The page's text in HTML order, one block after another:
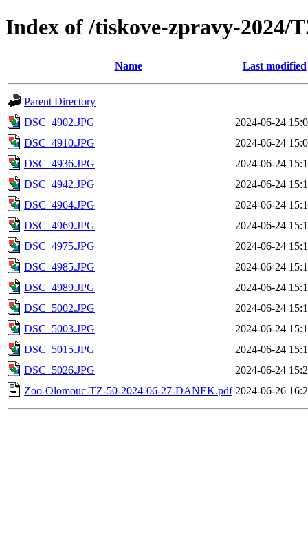
Index of /tiskove-zpravy-2024/
Name Last modified
Parent Directory
DSC_4902.JPG
2024-06-24
DSC_4910.JPG
2024-06-24
DSC_4936.JPG
2024-06-24
DSC_4942.JPG
2024-06-24
DSC_4964.JPG
2024-06-24
DSC_4969.JPG
2024-06-24
DSC_4975.JPG
2024-06-24
DSC_4985.JPG
2024-06-24
DSC_4989.JPG
2024-06-24
DSC_5002.JPG
2024-06-24
DSC_5003.JPG
2024-06-24
DSC_5015.JPG
2024-06-24
DSC_5026.JPG
2024-06-24
Zoo-Olomouc-TZ-50-2024-06-27-DANEK.pdf 2024-06-26